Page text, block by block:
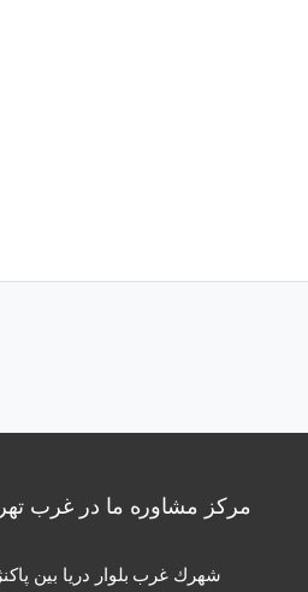
مرکز مشاوره ما در غرب
شهرك غرب بلوار دريا بين